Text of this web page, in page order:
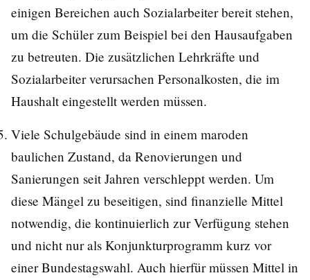
einigen Bereichen auch Sozialarbeiter bereit stehen,
um die Schüler zum Beispiel bei den Hausaufgaben
zu betreuten. Die zusätzlichen Lehrkräfte und
Sozialarbeiter verursachen Personalkosten, die im
Haushalt eingestellt werden müssen.
Viele Schulgebäude sind in einem maroden
baulichen Zustand, da Renovierungen und
Sanierungen seit Jahren verschleppt werden. Um
diese Mängel zu beseitigen, sind finanzielle Mittel
notwendig, die kontinuierlich zur Verfügung stehen
und nicht nur als Konjunkturprogramm kurz vor
einer Bundestagswahl. Auch hierfür müssen Mittel in